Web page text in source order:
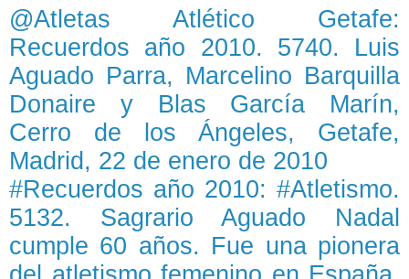
@Atletas Atlético Getafe:
Recuerdos año 2010. 5740. Luis
Aguado Parra, Marcelino Barquilla
Donaire y Blas García Marín,
Cerro de los Ángeles, Getafe,
Madrid, 22 de enero de 2010
#Recuerdos año 2010: #Atletismo.
5132. Sagrario Aguado Nadal
cumple 60 años. Fue una pionera